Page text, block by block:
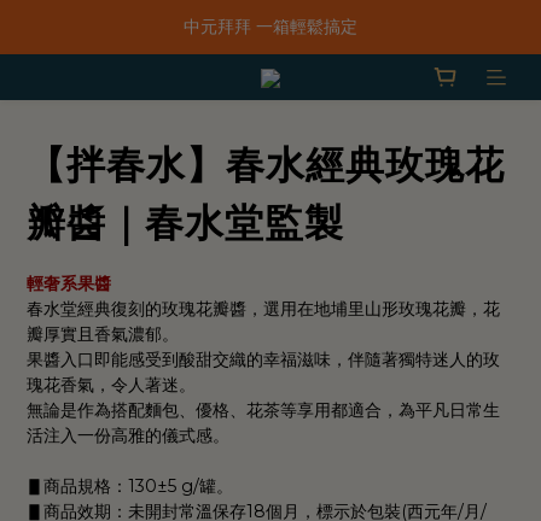
「一抹日嚐禮盒」早鳥限定價 $668，預購只到8/31！
中元拜拜 一箱輕鬆搞定
新品上市｜春水鹹香洋蔥風味爆米花
【拌春水】春水經典玫瑰花
瓣醬｜春水堂監製
輕奢系果醬
春水堂經典復刻的玫瑰花瓣醬，選用在地埔里山形玫瑰花瓣，花
瓣厚實且香氣濃郁。
果醬入口即能感受到酸甜交織的幸福滋味，伴隨著獨特迷人的玫
瑰花香氣，令人著迷。
無論是作為搭配麵包、優格、花茶等享用都適合，為平凡日常生
活注入一份高雅的儀式感。
▋商品規格：130±5 g/罐。
▋商品效期：未開封常溫保存18個月，標示於包裝(西元年/月/